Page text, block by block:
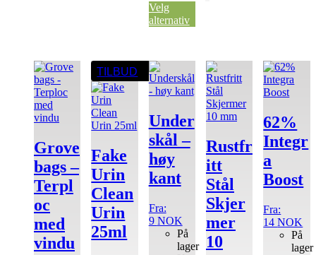
Velg
alternativ
Grove
bags –
Terpl
oc
med
vindu
Dette
produktet
har
flere
varianter.
Alternativene
kan
velges
på
produktsiden
TILBUD
Fake
Urin
Clean
Urin
25ml
Under
skål –
høy
kant
Fra:
9 NOK
På
lager
Dette
produktet
har
varianter.
Alternativene
kan
velges
på
produktsiden
Rustfr
itt
Stål
Skjer
mer
10
62%
Integr
a
Boost
Fra:
14NOK
På
lager
Dette
produktet
har
varianter.
kan
på